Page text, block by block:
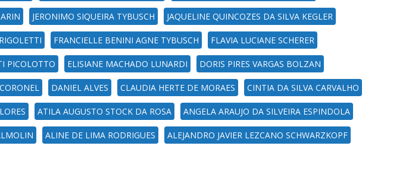
JERONIMO SIQUEIRA TYBUSCH JAQUELINE QUINCOZES DA SILVA KEGLER
FRANCIELLE BENINI AGNE TYBUSCH FLAVIA LUCIANE SCHERER
PICOLOTTO ELISIANE MACHADO LUNARDI DORIS PIRES VARGAS BOLZAN
DANIEL ALVES CLAUDIA HERTE DE MORAES CINTIA DA SILVA CARVALHO
ATILA AUGUSTO STOCK DA ROSA ANGELA ARAUJO DA SILVEIRA ESPINDOLA
ALINE DE LIMA RODRIGUES ALEJANDRO JAVIER LEZCANO SCHWARZKOPF